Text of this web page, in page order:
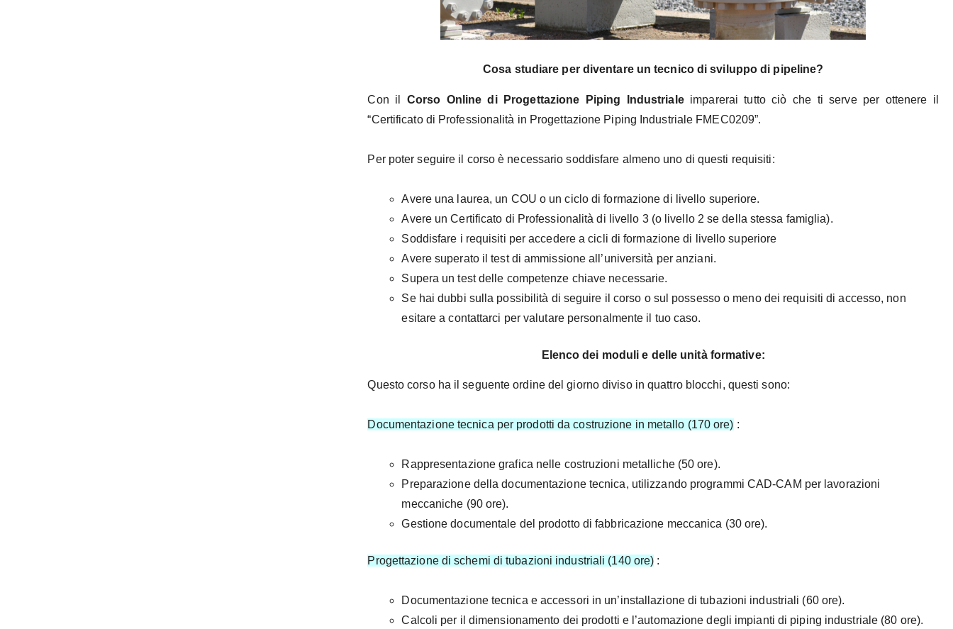
Cosa studiare per diventare un tecnico di sviluppo di pipeline?
Con il Corso Online di Progettazione Piping Industrialeimparerai tutto ciò che ti serve per ottenere il
“Certificato di Professionalità in Progettazione Piping Industriale FMEC0209”.
Per poter seguire il corso è necessario soddisfare almeno uno di questi requisiti:
Avere una laurea, un COU o un ciclo di formazione di livello superiore.
Avere un Certificato di Professionalità di livello 3 (o livello 2 se della stessa famiglia).
Soddisfare i requisiti per accedere a cicli di formazione di livello superiore
Avere superato il test di ammissione all’università per anziani.
Supera un test delle competenze chiave necessarie.
Se hai dubbi sulla possibilità di seguire il corso o sul possesso o meno dei requisiti di accesso, non
esitare a contattarci per valutare personalmente il tuo caso.
Elenco dei moduli e delle unità formative:
Questo corso ha il seguente ordine del giorno diviso in quattro blocchi, questi sono:
Documentazione tecnica per prodotti da costruzione in metallo (170 ore) :
Rappresentazione grafica nelle costruzioni metalliche (50 ore).
Preparazione della documentazione tecnica, utilizzando programmi CAD-CAM per lavorazioni
meccaniche (90 ore).
Gestione documentale del prodotto di fabbricazione meccanica (30 ore).
Progettazione di schemi di tubazioni industriali (140 ore) :
Documentazione tecnica e accessori in un’installazione di tubazioni industriali (60 ore).
Calcoli per il dimensionamento dei prodotti e l’automazione degli impianti di piping industriale (80 ore).